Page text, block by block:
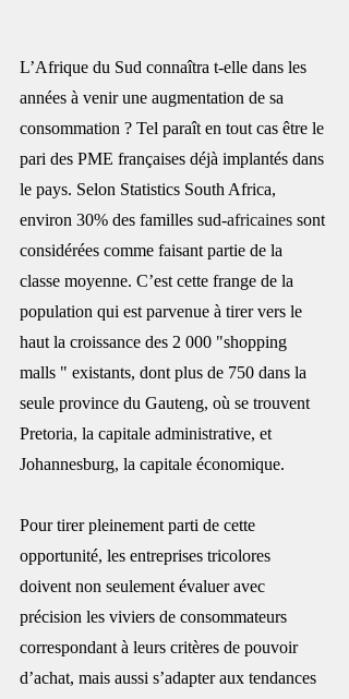
L’Afrique du Sud connaîtra t-elle dans les
années à venir une augmentation de sa
consommation ? Tel paraît en tout cas être le
pari des PME françaises déjà implantés dans
le pays. Selon Statistics South Africa,
environ 30% des familles sud-africaines sont
considérées comme faisant partie de la
classe moyenne. C’est cette frange de la
population qui est parvenue à tirer vers le
haut la croissance des 2 000 "shopping
malls " existants, dont plus de 750 dans la
seule province du Gauteng, où se trouvent
Pretoria, la capitale administrative, et
Johannesburg, la capitale économique.
Pour tirer pleinement parti de cette
opportunité, les entreprises tricolores
doivent non seulement évaluer avec
précision les viviers de consommateurs
correspondant à leurs critères de pouvoir
d’achat, mais aussi s’adapter aux tendances